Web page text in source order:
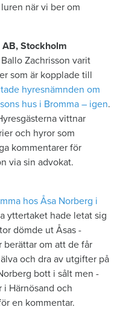
när vi ber om
­Stockholm
Zachrisson varit
som är kopplade till
hyresnämnden om
hus i Bromma – igen.
vittnar
och ­hyror som
kommentarer för
via sin advokat.
hos Åsa Norberg i
yttertaket hade letat sig
dömde ut Åsas
berättar om att de får
och dra av utgifter på
bott i sålt men
Härnösand och
en kommentar.